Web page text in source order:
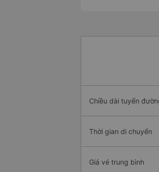
Chiều dài tuyến
Thời gian di chuyển
Giá vé trung bình